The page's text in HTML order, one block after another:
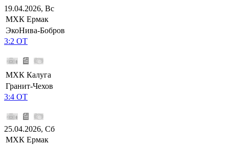
19.04.2026, Вс
МХК Ермак
ЭкоНива-Бобров
3:2 ОТ
МХК Калуга
Гранит-Чехов
3:4 ОТ
25.04.2026, Сб
МХК Ермак